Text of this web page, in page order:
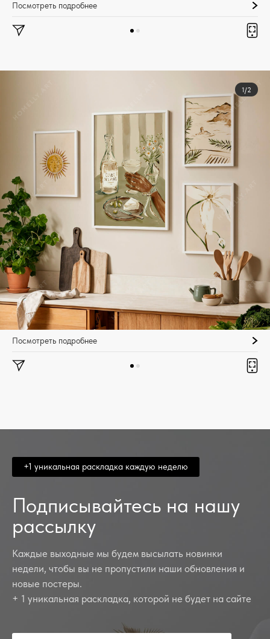
Посмотреть подробнее
1/2
Посмотреть подробнее
+1 уникальная раскладка каждую неделю
Подписывайтесь на нашу
рассылку
Каждые выходные мы будем высылать новинки
недели, чтобы вы не пропустили наши обновления и
новые постеры.
+ 1 уникальная раскладка, которой не будет на сайте